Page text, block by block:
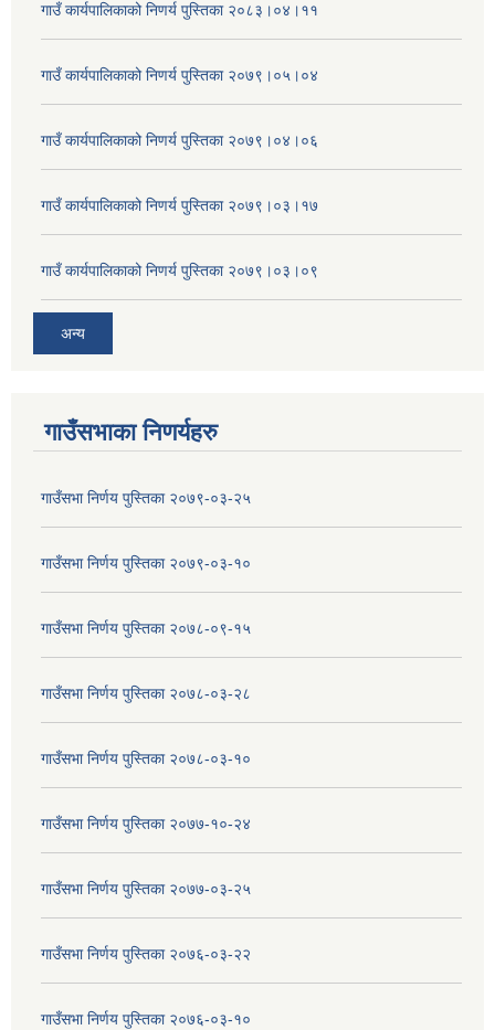
गाउँ कार्यपालिकाको निणर्य पुस्तिका २०८३।०४।११
गाउँ कार्यपालिकाको निणर्य पुस्तिका २०७९।०५।०४
गाउँ कार्यपालिकाको निणर्य पुस्तिका २०७९।०४।०६
गाउँ कार्यपालिकाको निणर्य पुस्तिका २०७९।०३।१७
गाउँ कार्यपालिकाको निणर्य पुस्तिका २०७९।०३।०९
अन्य
गाउँसभाका निणर्यहरु
गाउँसभा निर्णय पुस्तिका २०७९-०३-२५
गाउँसभा निर्णय पुस्तिका २०७९-०३-१०
गाउँसभा निर्णय पुस्तिका २०७८-०९-१५
गाउँसभा निर्णय पुस्तिका २०७८-०३-२८
गाउँसभा निर्णय पुस्तिका २०७८-०३-१०
गाउँसभा निर्णय पुस्तिका २०७७-१०-२४
गाउँसभा निर्णय पुस्तिका २०७७-०३-२५
गाउँसभा निर्णय पुस्तिका २०७६-०३-२२
गाउँसभा निर्णय पुस्तिका २०७६-०३-१०